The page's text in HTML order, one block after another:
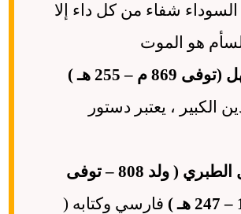
السوداء شفاء من كل داء إلا
هو الموت
م – 255 هـ )
الكبير ، يعتبر دستور
علي بن سهل الطبري ( ولد 808 – توفى
فارسي وكتابه (